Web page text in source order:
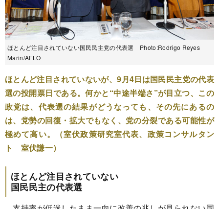
ほとんど注目されていない国民民主党の代表選 Photo:Rodrigo Reyes
Marin/AFLO
ほとんど注目されていないが、9月4日は国民民主党の代表
選の投開票日である。何かと“中途半端さ”が目立つ、この
政党は、代表選の結果がどうなっても、その先にあるの
は、党勢の回復・拡大でもなく、党の分裂である可能性が
極めて高い。（室伏政策研究室代表、政策コンサルタン
ト 室伏謙一）
ほとんど注目されていない
国民民主の代表選